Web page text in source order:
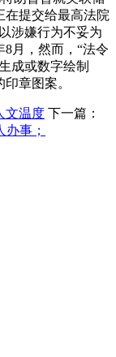
在提交给最高法院
涉嫌行为不妥为
月，然而，“法令
成或数字绘制
章图案。
文温度 下一篇：
事；